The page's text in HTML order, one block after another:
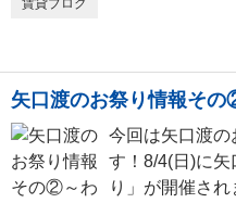
賃貸ブログ
矢口渡のお祭り情報そ
今回は矢口渡
す！8/4(日)に
り」が開催さ